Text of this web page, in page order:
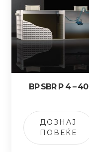
BP SBR P 4 – 40
ДОЗНАЈ
ПОВЕЌЕ